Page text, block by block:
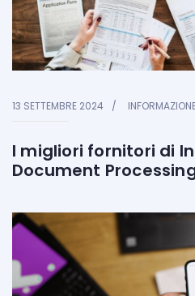
13 SETTEMBRE 2024
I migliori fornitori di
Document